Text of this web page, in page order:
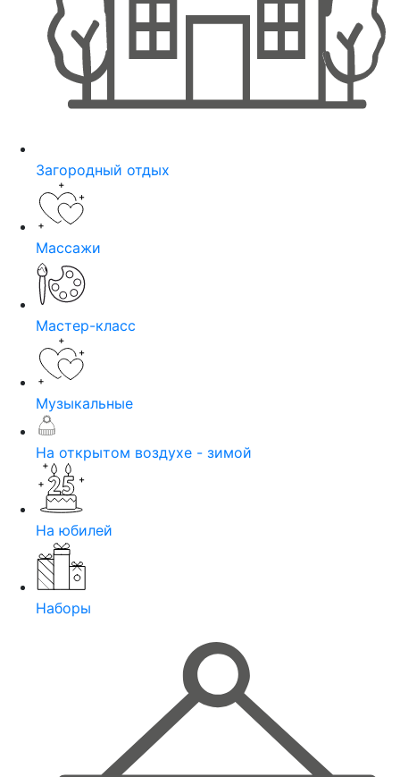
Загородный отдых
Массажи
Мастер-класс
Музыкальные
На открытом воздухе - зимой
На юбилей
Наборы